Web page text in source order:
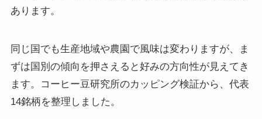
あります。
同じ国でも生産地域や農園で風味は変わりますが、ま
ずは国別の傾向を押さえると好みの方向性が見えてき
ます。コーヒー豆研究所のカッピング検証から、代表
14銘柄を整理しました。